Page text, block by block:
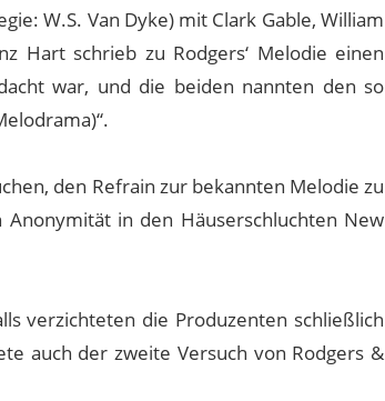
W.S. Van Dyke) mit Clark Gable, William
Hart schrieb zu Rodgers‘ Melodie einen
war, und die beiden nannten den so
den Refrain zur bekannten Melodie zu
in den Häuserschluchten New
verzichteten die Produzenten schließlich
auch der zweite Versuch von Rodgers &